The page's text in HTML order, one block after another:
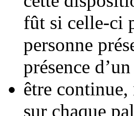
fût si celle-ci
personne
présence
être
sur chaque